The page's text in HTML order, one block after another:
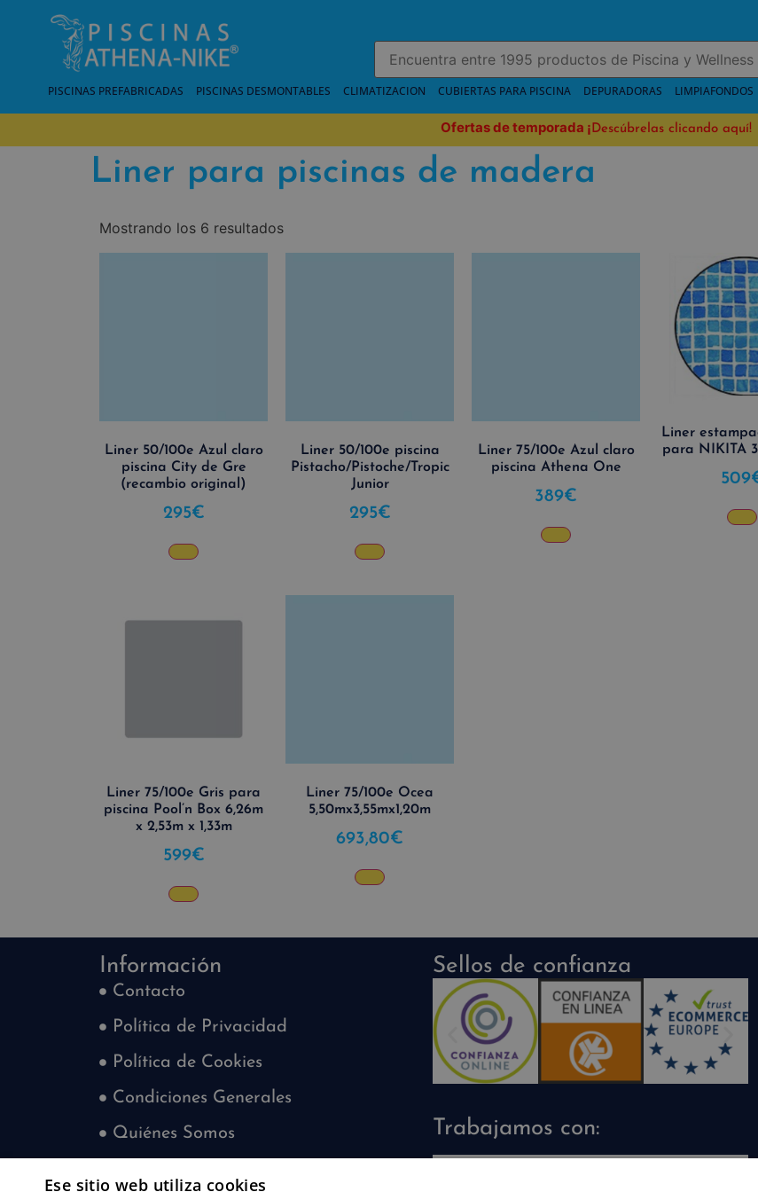
PISCINAS PREFABRICADAS PISCINAS DESMONTABLES CLIMATIZACION CUBIERTAS PARA PISCINA DEPURADORAS LIMPIAFONDOS
Ofertas de temporada ¡ Descúbrelas clicando aquí!
Liner para piscinas de madera
Mostrando los 6 resultados
Liner 50/100e Azul claro
piscina City de Gre
(recambio original)
295€
Liner 50/100e piscina
Pistacho/Pistoche/Tropic
Junior
295€
Liner 75/100e Azul claro
piscina Athena One
389€
Liner
para NIKITA
509
Liner 75/100e Gris para
piscina Pool’n Box 6,26m
x 2,53m x 1,33m
599€
Liner 75/100e Ocea
5,50mx3,55mx1,20m
693,80€
Información
Contacto
Política de Privacidad
Política de Cookies
Condiciones Generales
Quiénes Somos
Sellos de confianza
Trabajamos con:
Ese sitio web utiliza cookies